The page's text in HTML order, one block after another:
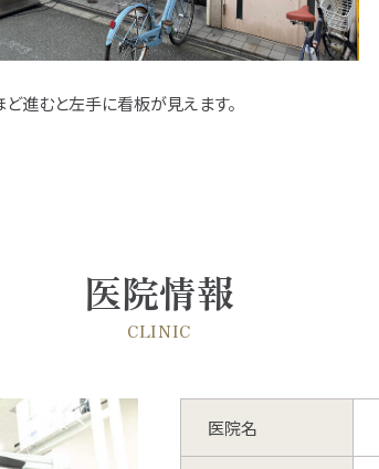
進むと左手に看板が見えます。
医院情報
CLINIC
医院名